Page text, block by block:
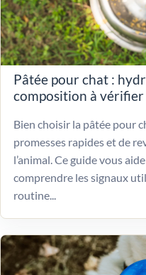
Pâtée pour chat :
composition à vérifier
Bien choisir la pâtée pour
promesses rapides et de
l’animal. Ce guide vous
comprendre les signaux
routine...